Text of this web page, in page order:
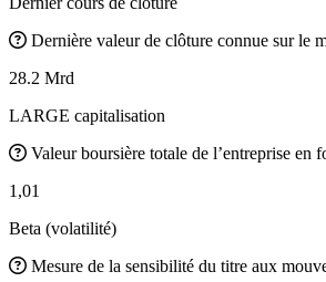
Dernière valeur de clôture connue sur le
28.2 Mrd
LARGE capitalisation
Valeur boursière totale de l’entreprise en
1,01
Beta (volatilité)
Mesure de la sensibilité du titre aux